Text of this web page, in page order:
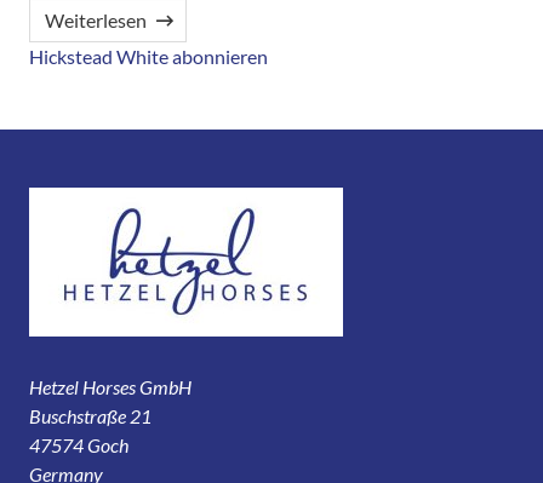
Weiterlesen
Hickstead White abonnieren
Hetzel Horses GmbH
Buschstraße 21
47574 Goch
Germany